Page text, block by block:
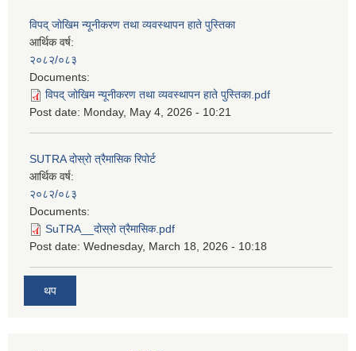
विपद् जोखिम न्यूनीकरण तथा व्यवस्थापन हाते पुस्तिका
आर्थिक वर्ष:
२०८२/०८३
Documents:
विपद् जोखिम न्यूनीकरण तथा व्यवस्थापन हाते पुस्तिका.pdf
Post date: Monday, May 4, 2026 - 10:21
SUTRA दोस्रो त्रैमासिक रिपोर्ट
आर्थिक वर्ष:
२०८२/०८३
Documents:
SuTRA__दोस्रो त्रैमासिक.pdf
Post date: Wednesday, March 18, 2026 - 10:18
थप